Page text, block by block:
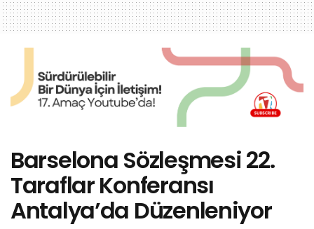
Barselona Sözleşmesi 22.
Taraflar Konferansı
Antalya’da Düzenleniyor